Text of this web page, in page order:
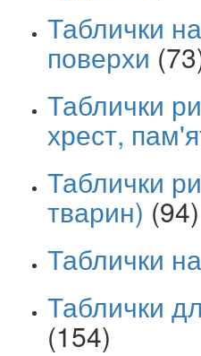
Таблички на
поверхи
Таблички
хрест,
Таблички
тварин) (94)
Таблички
Таблички
(154)